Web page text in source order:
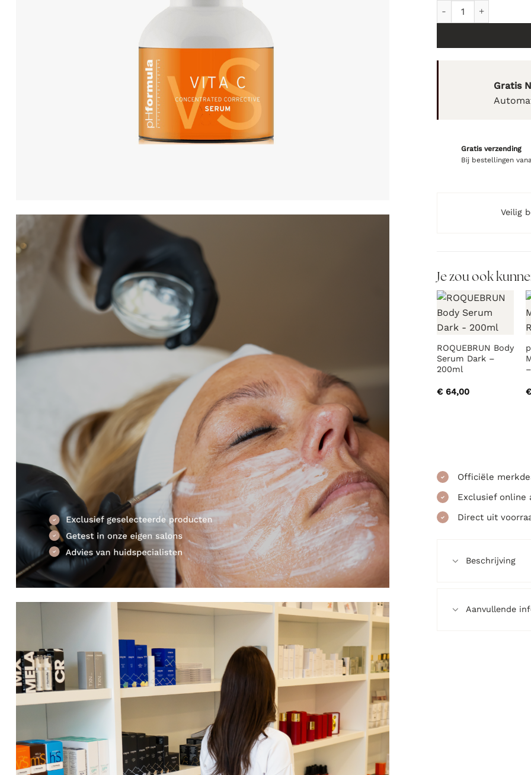
Gratis
Gratis verzending
Bij bestellingen
Veilig
Je zou ook
ROQUEBRUN Body
Serum Dark –
200ml
€64,00 €
Officiële
Exclusief online
Direct uit
Beschrijving
Aanvullende